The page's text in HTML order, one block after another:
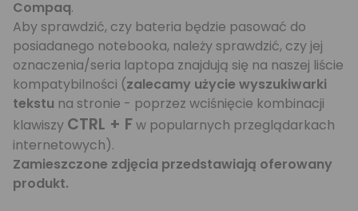
Compaq.
Aby sprawdzić, czy bateria będzie pasować do
posiadanego notebooka, należy sprawdzić, czy jej
oznaczenia/seria laptopa znajdują się na naszej liście
kompatybilności (zalecamy użycie wyszukiwarki
tekstu na stronie - poprzez wciśnięcie kombinacji
klawiszy CTRL + Fw popularnych przeglądarkach
internetowych).
Zamieszczone zdjęcia przedstawiają oferowany
produkt.